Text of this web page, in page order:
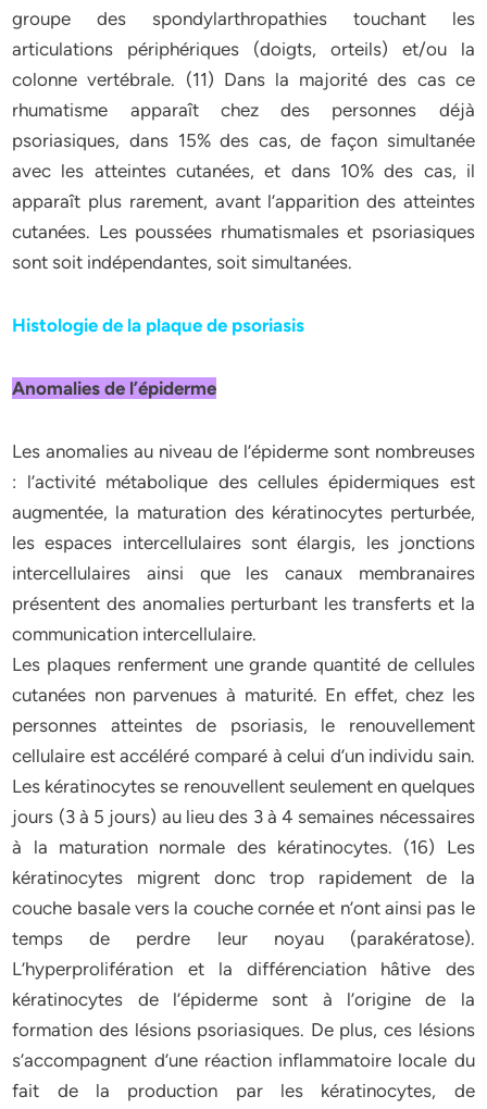
groupe des spondylarthropathies touchant les
articulations périphériques (doigts, orteils) et/ou la
colonne vertébrale. (11) Dans la majorité des cas ce
rhumatisme apparaît chez des personnes déjà
psoriasiques, dans 15% des cas, de façon simultanée
avec les atteintes cutanées, et dans 10% des cas, il
apparaît plus rarement, avant l’apparition des atteintes
cutanées. Les poussées rhumatismales et psoriasiques
sont soit indépendantes, soit simultanées.
Histologie de la plaque de psoriasis
Anomalies de l’épiderme
Les anomalies au niveau de l’épiderme sont nombreuses
: l’activité métabolique des cellules épidermiques est
augmentée, la maturation des kératinocytes perturbée,
les espaces intercellulaires sont élargis, les jonctions
intercellulaires ainsi que les canaux membranaires
présentent des anomalies perturbant les transferts et la
communication intercellulaire.
Les plaques renferment une grande quantité de cellules
cutanées non parvenues à maturité. En effet, chez les
personnes atteintes de psoriasis, le renouvellement
cellulaire est accéléré comparé à celui d’un individu sain.
Les kératinocytes se renouvellent seulement en quelques
jours (3 à 5 jours) au lieu des 3 à 4 semaines nécessaires
à la maturation normale des kératinocytes. (16) Les
kératinocytes migrent donc trop rapidement de la
couche basale vers la couche cornée et n’ont ainsi pas le
temps de perdre leur noyau (parakératose).
L’hyperprolifération et la différenciation hâtive des
kératinocytes de l’épiderme sont à l’origine de la
formation des lésions psoriasiques. De plus, ces lésions
s’accompagnent d’une réaction inflammatoire locale du
fait de la production par les kératinocytes, de